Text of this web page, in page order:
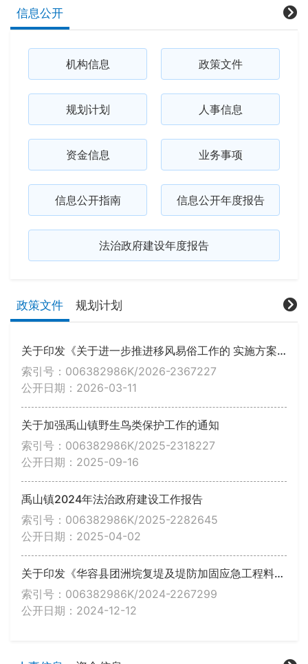
信息公开
机构信息 政策文件
规划计划 人事信息
资金信息 业务事项
信息公开指南 信息公开年度报告
法治政府建设年度报告
政策文件 规划计划
关于印发《关于进一步推进移风易俗工作的 实施方案》的通知
索引号：006382986K/2026-2367227
公开日期：2026-03-11
关于加强禹山镇野生鸟类保护工作的通知
索引号：006382986K/2025-2318227
公开日期：2025-09-16
禹山镇2024年法治政府建设工作报告
索引号：006382986K/2025-2282645
公开日期：2025-04-02
关于印发《华容县团洲垸复堤及堤防加固应急工程料场临时用地补偿工作方案》的通知
索引号：006382986K/2024-2267299
公开日期：2024-12-12